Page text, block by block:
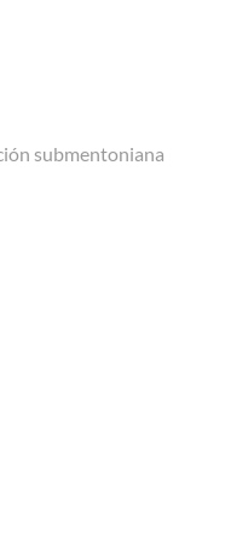
submentoniana